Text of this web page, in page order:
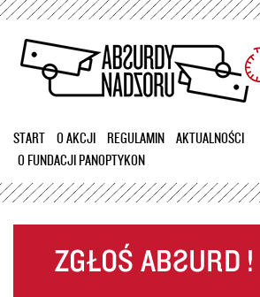
Przejdź
treści
START O AKCJI REGULAMIN
AKTUALNOŚCI
O FUNDACJI PANOPTYKON